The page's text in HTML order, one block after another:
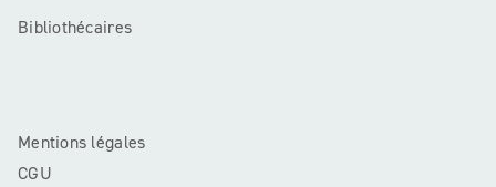
Bibliothécaires
Mentions légales
CGU